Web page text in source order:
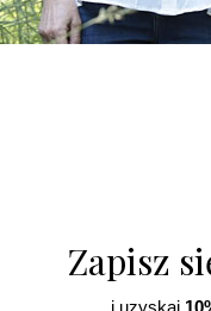
Zapisz
...i uzyskaj